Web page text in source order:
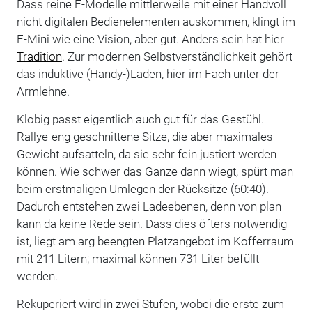
Dass reine E-Modelle mittlerweile mit einer Handvoll
nicht digitalen Bedienelementen auskommen, klingt im
E-Mini wie eine Vision, aber gut. Anders sein hat hier
Tradition. Zur modernen Selbstverständlichkeit gehört
das induktive (Handy-)Laden, hier im Fach unter der
Armlehne.
Klobig passt eigentlich auch gut für das Gestühl.
Rallye-eng geschnittene Sitze, die aber maximales
Gewicht aufsatteln, da sie sehr fein justiert werden
können. Wie schwer das Ganze dann wiegt, spürt man
beim erstmaligen Umlegen der Rücksitze (60:40).
Dadurch entstehen zwei Ladeebenen, denn von plan
kann da keine Rede sein. Dass dies öfters notwendig
ist, liegt am arg beengten Platzangebot im Kofferraum
mit 211 Litern; maximal können 731 Liter befüllt
werden.
Rekuperiert wird in zwei Stufen, wobei die erste zum